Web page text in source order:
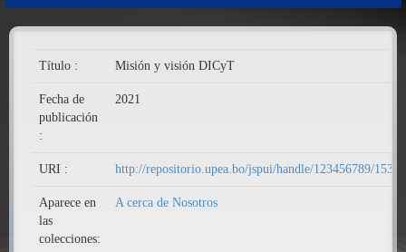
Título : Misión y visión DICyT
Fecha de
publicación
:
2021
URI : http://repositorio.upea.bo/jspui/handle/123456789/153
Aparece en
las
colecciones:
A cerca de Nosotros